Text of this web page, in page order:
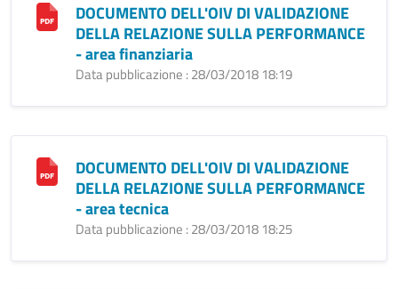
DOCUMENTO DELL'OIV DI VALIDAZIONE
DELLA RELAZIONE SULLA PERFORMANCE
- area finanziaria
Data pubblicazione : 28/03/2018 18:19
DOCUMENTO DELL'OIV DI VALIDAZIONE
DELLA RELAZIONE SULLA PERFORMANCE
- area tecnica
Data pubblicazione : 28/03/2018 18:25